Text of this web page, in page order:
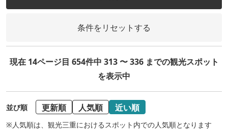
条件をリセットする
現在 14ページ目 654件中 313 〜 336 までの観光スポット
を表示中
並び順 更新順 人気順 近い順
※人気順は、観光三重におけるスポット内での人気順となります